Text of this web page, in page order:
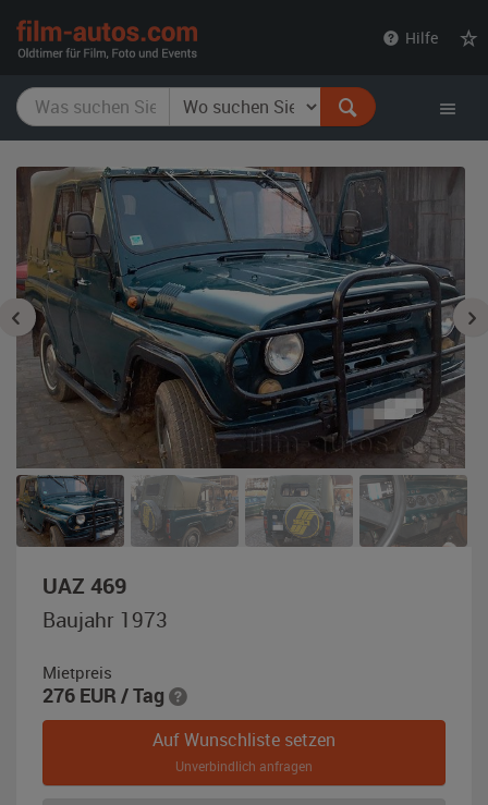
Hilfe
UAZ 469,
Baujahr
1973,
Baujahr 1973
Mietpreis
276 EUR / Tag
Auf Wunschliste setzen
Unverbindlich anfragen